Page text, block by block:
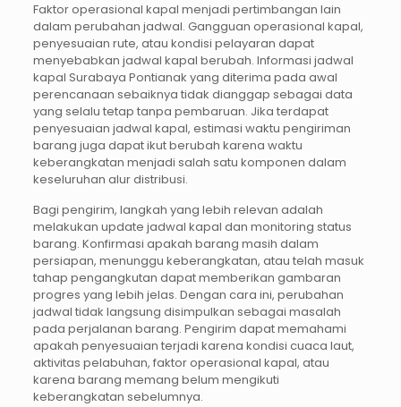
Faktor operasional kapal menjadi pertimbangan lain
dalam perubahan jadwal. Gangguan operasional kapal,
penyesuaian rute, atau kondisi pelayaran dapat
menyebabkan jadwal kapal berubah. Informasi jadwal
kapal Surabaya Pontianak yang diterima pada awal
perencanaan sebaiknya tidak dianggap sebagai data
yang selalu tetap tanpa pembaruan. Jika terdapat
penyesuaian jadwal kapal, estimasi waktu pengiriman
barang juga dapat ikut berubah karena waktu
keberangkatan menjadi salah satu komponen dalam
keseluruhan alur distribusi.
Bagi pengirim, langkah yang lebih relevan adalah
melakukan update jadwal kapal dan monitoring status
barang. Konfirmasi apakah barang masih dalam
persiapan, menunggu keberangkatan, atau telah masuk
tahap pengangkutan dapat memberikan gambaran
progres yang lebih jelas. Dengan cara ini, perubahan
jadwal tidak langsung disimpulkan sebagai masalah
pada perjalanan barang. Pengirim dapat memahami
apakah penyesuaian terjadi karena kondisi cuaca laut,
aktivitas pelabuhan, faktor operasional kapal, atau
karena barang memang belum mengikuti
keberangkatan sebelumnya.